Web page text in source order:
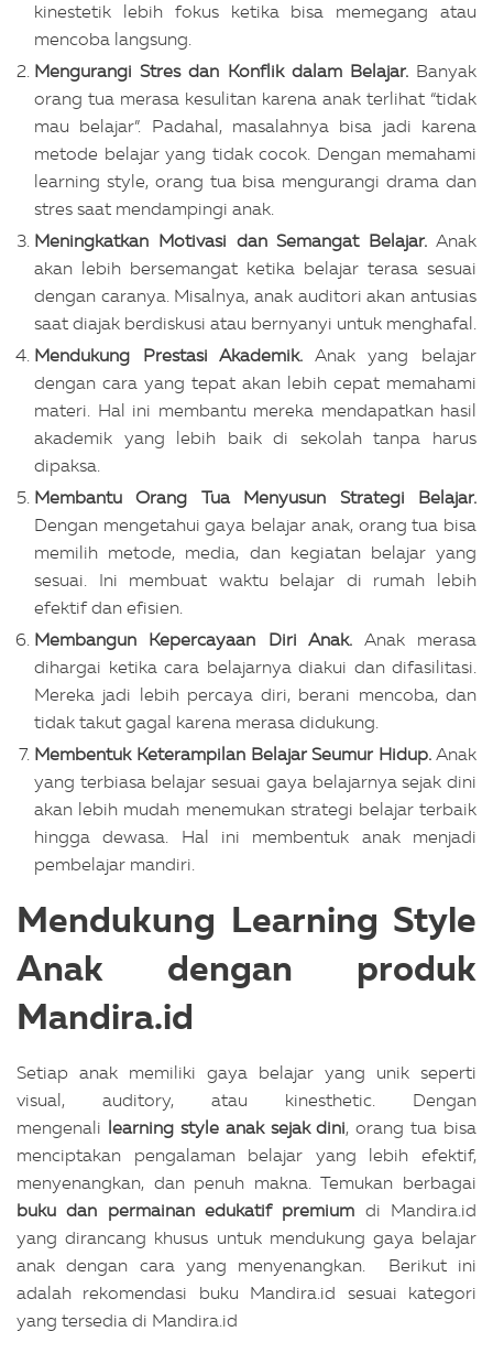
kinestetik lebih fokus ketika bisa memegang atau
mencoba langsung.
Mengurangi Stres dan Konflik dalam Belajar.Banyak
orang tua merasa kesulitan karena anak terlihat “tidak
mau belajar”. Padahal, masalahnya bisa jadi karena
metode belajar yang tidak cocok. Dengan memahami
learning style, orang tua bisa mengurangi drama dan
stres saat mendampingi anak.
Meningkatkan Motivasi dan Semangat Belajar. Anak
akan lebih bersemangat ketika belajar terasa sesuai
dengan caranya. Misalnya, anak auditori akan antusias
saat diajak berdiskusi atau bernyanyi untuk menghafal.
Mendukung Prestasi Akademik. Anak yang belajar
dengan cara yang tepat akan lebih cepat memahami
materi. Hal ini membantu mereka mendapatkan hasil
akademik yang lebih baik di sekolah tanpa harus
dipaksa.
Membantu Orang Tua Menyusun Strategi Belajar.
Dengan mengetahui gaya belajar anak, orang tua bisa
memilih metode, media, dan kegiatan belajar yang
sesuai. Ini membuat waktu belajar di rumah lebih
efektif dan efisien.
Membangun Kepercayaan Diri Anak. Anak merasa
dihargai ketika cara belajarnya diakui dan difasilitasi.
Mereka jadi lebih percaya diri, berani mencoba, dan
tidak takut gagal karena merasa didukung.
Membentuk Keterampilan Belajar Seumur Hidup. Anak
yang terbiasa belajar sesuai gaya belajarnya sejak dini
akan lebih mudah menemukan strategi belajar terbaik
hingga dewasa. Hal ini membentuk anak menjadi
pembelajar mandiri.
Mendukung Learning Style
Anak dengan produk
Mandira.id
Setiap anak memiliki gaya belajar yang unik seperti
visual, auditory, atau kinesthetic. Dengan
mengenali learning style anak sejak dini, orang tua bisa
menciptakan pengalaman belajar yang lebih efektif,
menyenangkan, dan penuh makna.Temukan berbagai
buku dan permainan edukatif premium di Mandira.id
yang dirancang khusus untuk mendukung gaya belajar
anak dengan cara yang menyenangkan.
Berikut ini
adalah rekomendasi buku Mandira.id sesuai kategori
yang tersedia di Mandira.id